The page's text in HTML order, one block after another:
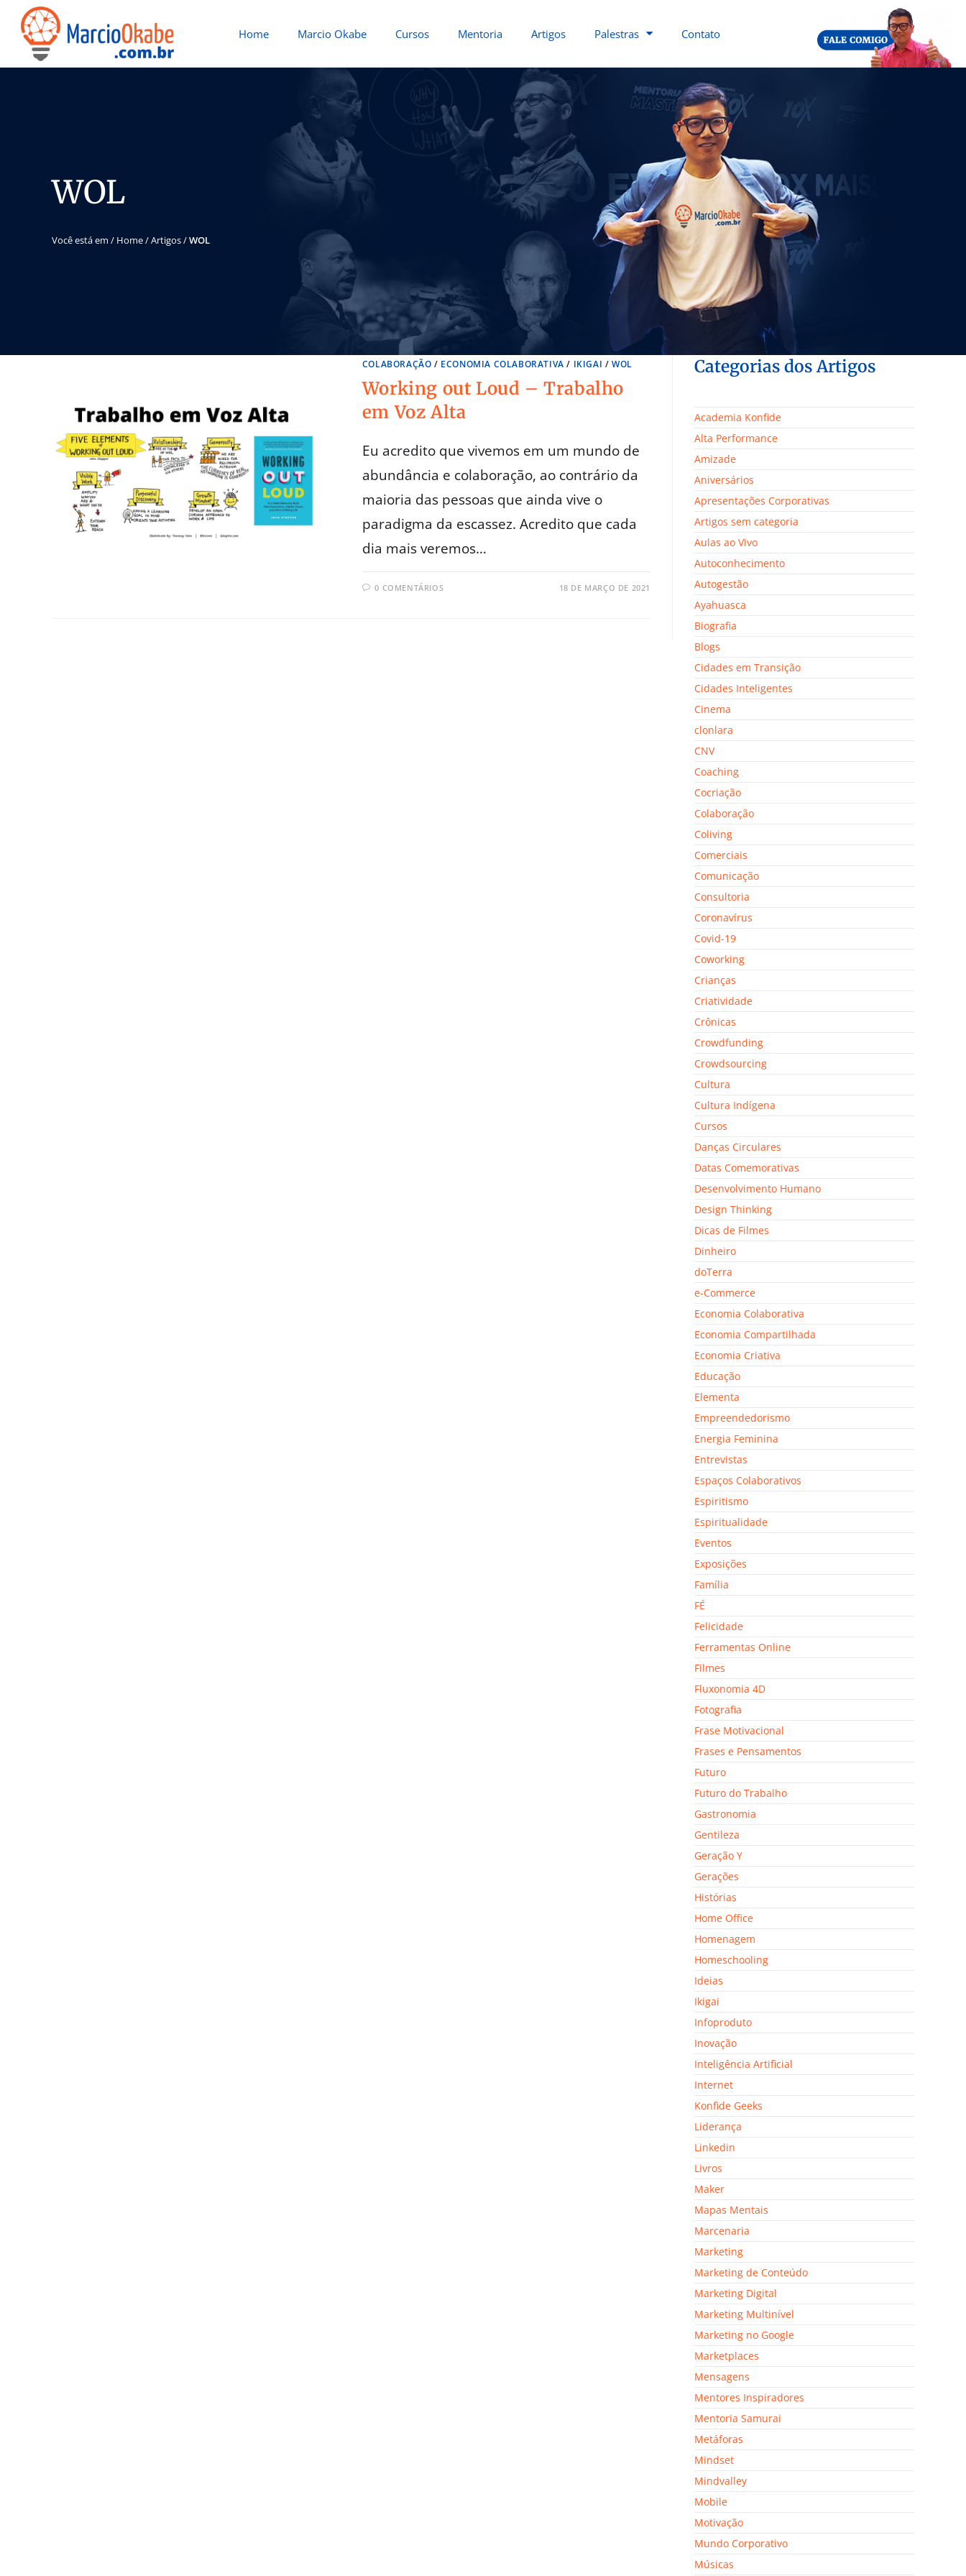
Home Marcio Okabe Cursos Mentoria Artigos Palestras Contato
WOL
Você está em / Home/Artigos/WOL
COLABORAÇÃO / ECONOMIA COLABORATIVA / IKIGAI /WOL
Working out Loud – Trabalho
em Voz Alta
Eu acredito que vivemos em um mundo de
abundância e colaboração, ao contrário da
maioria das pessoas que ainda vive o
paradigma da escassez. Acredito que cada
dia mais veremos…
0 COMENTÁRIOS 18 DE MARÇO DE 2021
Categorias dos Artigos
Academia Konfide
Alta Performance
Amizade
Aniversários
Apresentações Corporativas
Artigos sem categoria
Aulas ao Vivo
Autoconhecimento
Autogestão
Ayahuasca
Biografia
Blogs
Cidades em Transição
Cidades Inteligentes
Cinema
clonlara
CNV
Coaching
Cocriação
Colaboração
Coliving
Comerciais
Comunicação
Consultoria
Coronavírus
Covid-19
Coworking
Crianças
Criatividade
Crônicas
Crowdfunding
Crowdsourcing
Cultura
Cultura Indígena
Cursos
Danças Circulares
Datas Comemorativas
Desenvolvimento Humano
Design Thinking
Dicas de Filmes
Dinheiro
doTerra
e-Commerce
Economia Colaborativa
Economia Compartilhada
Economia Criativa
Educação
Elementa
Empreendedorismo
Energia Feminina
Entrevistas
Espaços Colaborativos
Espiritismo
Espiritualidade
Eventos
Exposições
Família
FÉ
Felicidade
Ferramentas Online
Filmes
Fluxonomia 4D
Fotografia
Frase Motivacional
Frases e Pensamentos
Futuro
Futuro do Trabalho
Gastronomia
Gentileza
Geração Y
Gerações
Histórias
Home Office
Homenagem
Homeschooling
Ideias
Ikigai
Infoproduto
Inovação
Inteligência Artificial
Internet
Konfide Geeks
Liderança
Linkedin
Livros
Maker
Mapas Mentais
Marcenaria
Marketing
Marketing de Conteúdo
Marketing Digital
Marketing Multinível
Marketing no Google
Marketplaces
Mensagens
Mentores Inspiradores
Mentoria Samurai
Metáforas
Mindset
Mindvalley
Mobile
Motivação
Mundo Corporativo
Músicas